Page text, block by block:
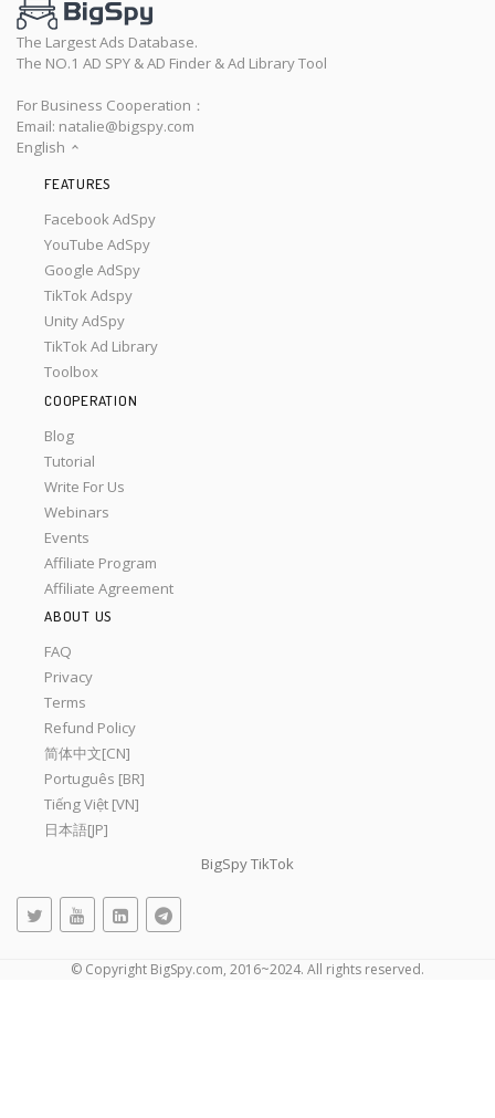
The Largest Ads Database.
The NO.1 AD SPY & AD Finder & Ad Library Tool
For Business Cooperation：
Email: natalie@bigspy.com
English
FEATURES
Facebook AdSpy
YouTube AdSpy
Google AdSpy
TikTok Adspy
Unity AdSpy
TikTok Ad Library
Toolbox
COOPERATION
Blog
Tutorial
Write For Us
Webinars
Events
Affiliate Program
Affiliate Agreement
ABOUT US
FAQ
Privacy
Terms
Refund Policy
简体中文[CN]
Português [BR]
Tiếng Việt [VN]
日本語[JP]
BigSpy TikTok
© Copyright BigSpy.com, 2016~2024. All rights reserved.